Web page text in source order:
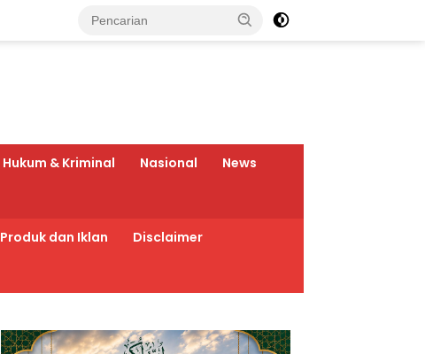
Hukum & Kriminal Nasional News
Produk dan Iklan Disclaimer